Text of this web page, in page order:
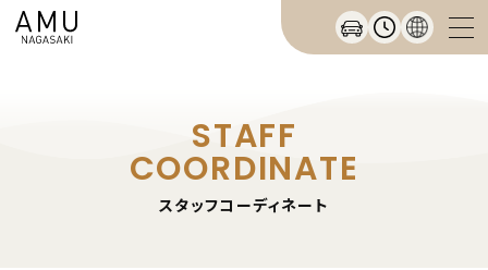
STAFF
COORDINATE
スタッフコーディネート